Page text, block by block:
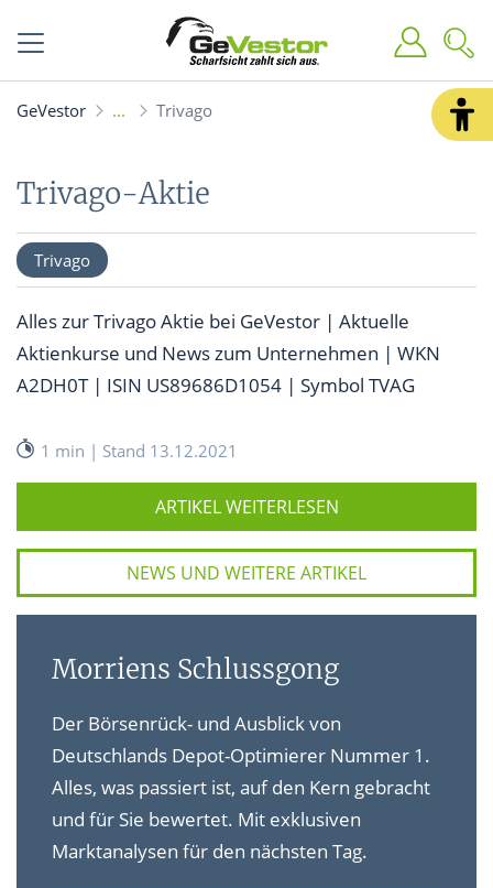
GeVestor Trivago
Trivago-Aktie
Trivago
Alles zur Trivago Aktie bei GeVestor | Aktuelle
Aktienkurse und News zum Unternehmen | WKN
A2DH0T | ISIN US89686D1054 | Symbol TVAG
1 min | Stand 13.12.2021
ARTIKEL WEITERLESEN
NEWS UND WEITERE ARTIKEL
Morriens Schlussgong
Der Börsenrück- und Ausblick von
Deutschlands Depot-Optimierer Nummer 1.
Alles, was passiert ist, auf den Kern gebracht
und für Sie bewertet. Mit exklusiven
Marktanalysen für den nächsten Tag.